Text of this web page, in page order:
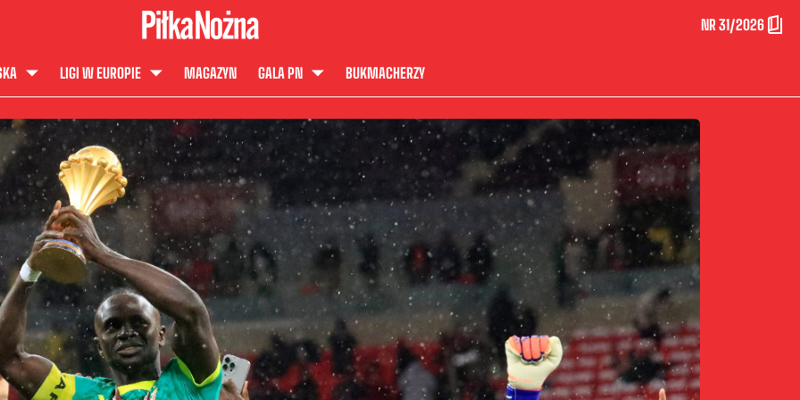
NR 31/2026
LIGI W EUROPIE MAGAZYN GALA PN BUKMACHERZY